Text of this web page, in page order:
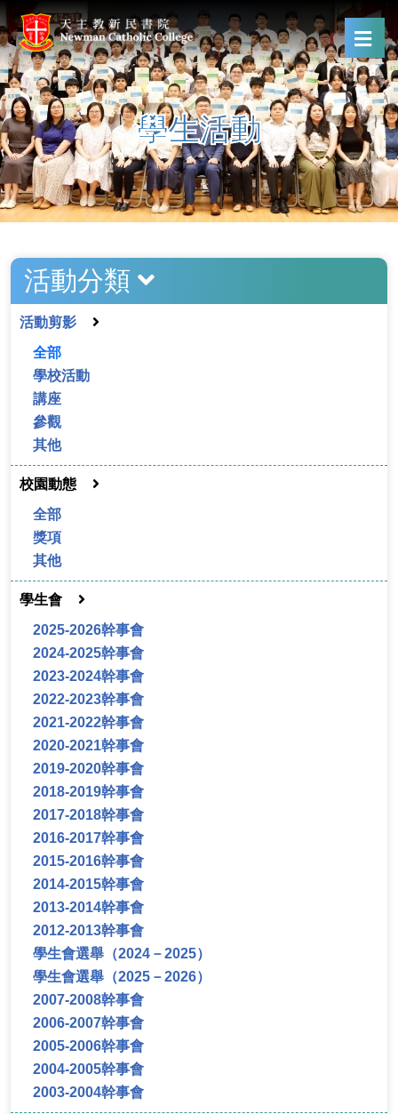
學生活動
活動分類
活動剪影
全部
學校活動
講座
參觀
其他
校園動態
全部
獎項
其他
學生會
2025-2026幹事會
2024-2025幹事會
2023-2024幹事會
2022-2023幹事會
2021-2022幹事會
2020-2021幹事會
2019-2020幹事會
2018-2019幹事會
2017-2018幹事會
2016-2017幹事會
2015-2016幹事會
2014-2015幹事會
2013-2014幹事會
2012-2013幹事會
學生會選舉（2024－2025）
學生會選舉（2025－2026）
2007-2008幹事會
2006-2007幹事會
2005-2006幹事會
2004-2005幹事會
2003-2004幹事會